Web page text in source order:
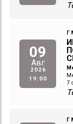
09
Авг
2026
19:00
Г
7
Г